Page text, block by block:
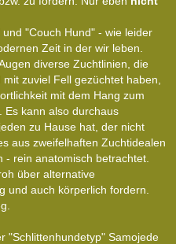
"Couch Hund" - wie leider
Zeit in der wir leben.
diverse Zuchtlinien, die
zuviel Fell gezüchtet haben,
mit dem Hang zum
Es kann also durchaus
zu Hause hat, der nicht
aus zweifelhaften Zuchtidealen
- rein anatomisch betrachtet.
über alternative
und auch körperlich fordern.
"Schlittenhundetyp" Samojede